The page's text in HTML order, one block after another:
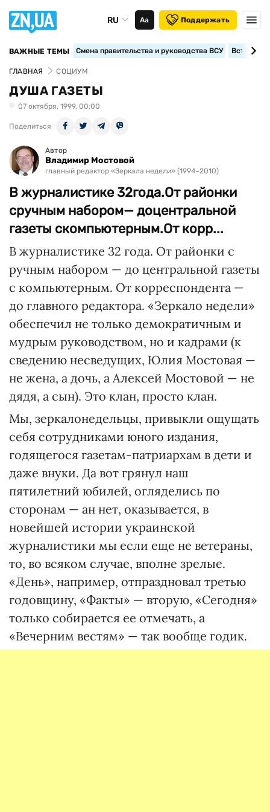
RU Аа Поддержать
ВАЖНЫЕ ТЕМЫ Смена правительства и руководства ВСУ
ГЛАВНАЯ СОЦИУМ
ДУША ГАЗЕТЫ
07 октября, 1999, 00:00
Поделиться
Автор
Владимир Мостовой
главный редактор «Зеркала недели» (1994–2010)
В журналистике 32года.От районки
сручным набором— доцентральной
газеты скомпьютерным.От корр...
В журналистике 32 года. От районки с
ручным набором — до центральной газеты
с компьютерным. От корреспондента —
до главного редактора. «Зеркало недели»
обеспечил не только демократичным и
мудрым руководством, но и кадрами (к
сведению несведущих, Юлия Мостовая —
не жена, а дочь, а Алексей Мостовой — не
дядя, а сын). Это клан, просто клан.
Мы, зеркалонедельцы, привыкли ощущать
себя сотрудниками юного издания,
годящегося газетам-патриархам в дети и
даже внуки. Да вот грянул наш
пятилетний юбилей, огляделись по
сторонам — ан нет, оказывается, в
новейшей истории украинской
журналистики мы если еще не ветераны,
то, во всяком случае, вполне зрелые.
«День», например, отпраздновал третью
годовщину, «Факты» — вторую, «Сегодня»
только собирается ее отмечать, а
«Вечерним вестям» — так вообще годик.